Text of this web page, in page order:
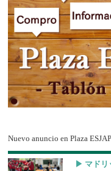
Nuevo anuncio en Plaza
▶︎ マドリ